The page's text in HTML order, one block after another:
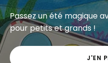
Passez un été magique
pour petits et grands !
J'EN